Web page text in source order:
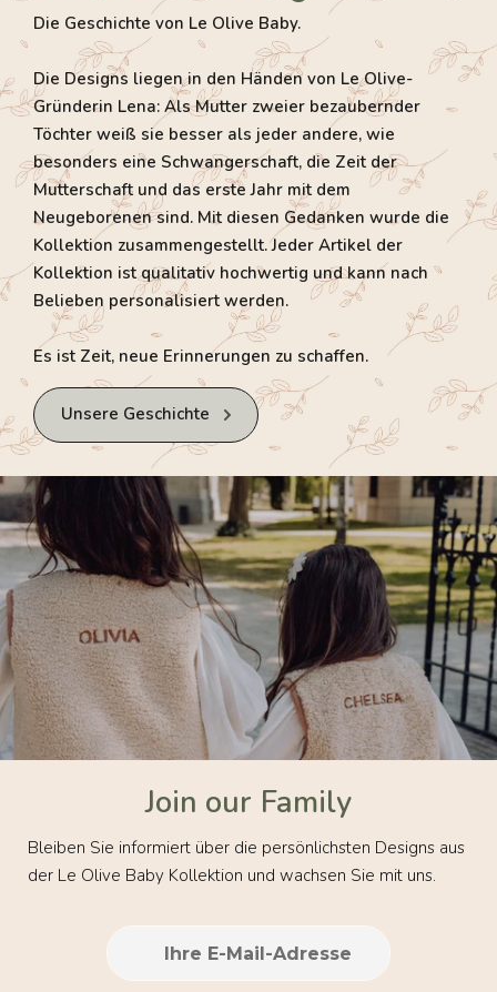
Die Geschichte von Le Olive Baby.
Die Designs liegen in den Händen von Le Olive-
Gründerin Lena: Als Mutter zweier bezaubernder
Töchter weiß sie besser als jeder andere, wie
besonders eine Schwangerschaft, die Zeit der
Mutterschaft und das erste Jahr mit dem
Neugeborenen sind. Mit diesen Gedanken wurde die
Kollektion zusammengestellt. Jeder Artikel der
Kollektion ist qualitativ hochwertig und kann nach
Belieben personalisiert werden.
Es ist Zeit, neue Erinnerungen zu schaffen.
Unsere Geschichte
Join our Family
Bleiben Sie informiert über die persönlichsten Designs aus
der Le Olive Baby Kollektion und wachsen Sie mit uns.